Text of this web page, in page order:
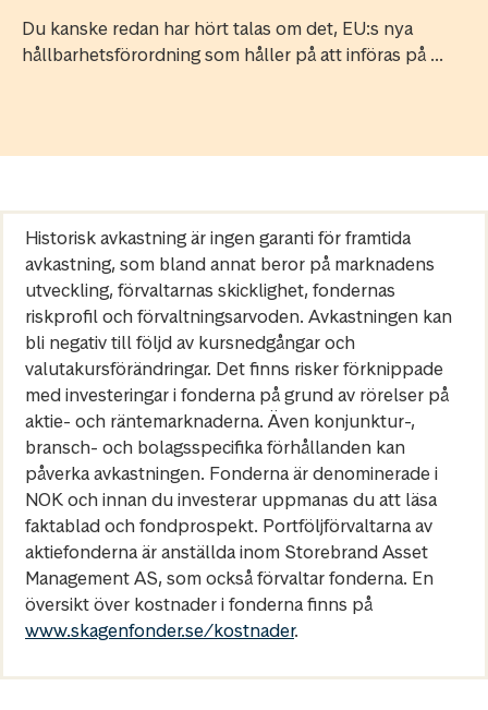
Du kanske redan har hört talas om det, EU:s nya
hållbarhetsförordning som håller på att införas på ...
Historisk avkastning är ingen garanti för framtida
avkastning, som bland annat beror på marknadens
utveckling, förvaltarnas skicklighet, fondernas
riskprofil och förvaltningsarvoden. Avkastningen kan
bli negativ till följd av kursnedgångar och
valutakursförändringar. Det finns risker förknippade
med investeringar i fonderna på grund av rörelser på
aktie- och räntemarknaderna. Även konjunktur-,
bransch- och bolagsspecifika förhållanden kan
påverka avkastningen. Fonderna är denominerade i
NOK och innan du investerar uppmanas du att läsa
faktablad och fondprospekt. Portföljförvaltarna av
aktiefonderna är anställda inom Storebrand Asset
Management AS, som också förvaltar fonderna. En
översikt över kostnader i fonderna finns på
www.skagenfonder.se/kostnader.